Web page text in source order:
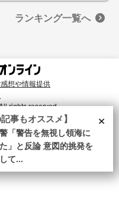
ランキング一覧へ
想や情報提供
rights reserved.
致したコンテンツや広告配信を提供する
イバシーポリシー をご確認ください。×
記事もオススメ】
「警告を無視し領海に
」と反論 意図的挑発を
て...